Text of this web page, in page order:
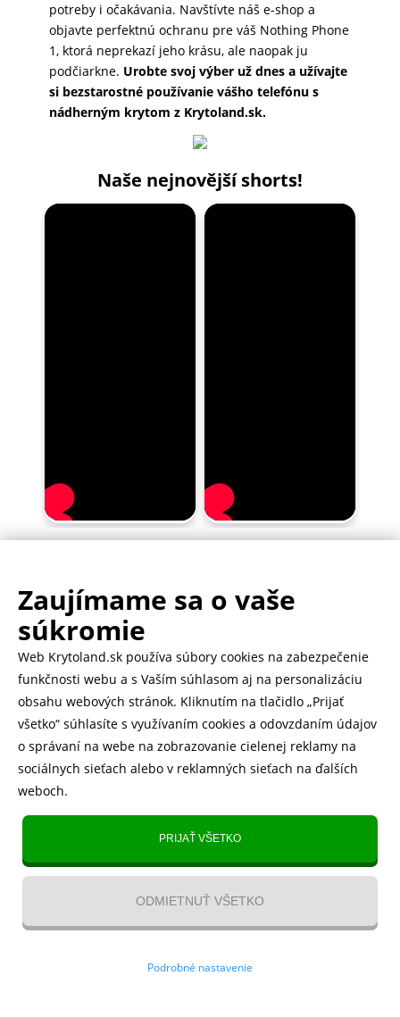
potreby i očakávania. Navštívte náš e-shop a
objavte perfektnú ochranu pre váš Nothing Phone
1, ktorá neprekazí jeho krásu, ale naopak ju
podčiarkne. Urobte svoj výber už dnes a užívajte
si bezstarostné používanie vášho telefónu s
nádherným krytom z Krytoland.sk.
Naše nejnovější shorts!
.
Rychlé doručenie 1-2 dní
Heurekazobraziť recenzie
Instagram5.643 fanúšikov
TikTok4.833 fanúšikov
Recenzie /Blog / Magazín
Zaujímame sa o vaše
súkromie
Web Krytoland.sk používa súbory cookies na zabezpečenie
funkčnosti webu a s Vaším súhlasom aj na personalizáciu
obsahu webových stránok. Kliknutím na tlačidlo „Prijať
všetko“ súhlasíte s využívaním cookies a odovzdaním údajov
o správaní na webe na zobrazovanie cielenej reklamy na
sociálnych sieťach alebo v reklamných sieťach na ďalších
weboch.
PRIJAŤ VŠETKO
ODMIETNUŤ VŠETKO
Podrobné nastavenie